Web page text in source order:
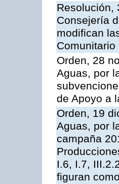
Resolución,
Consejería
modifican
Orden, 28
Aguas, por
de Apoyo a
Orden, 19
Aguas, por
campaña
I.6, I.7,
figuran